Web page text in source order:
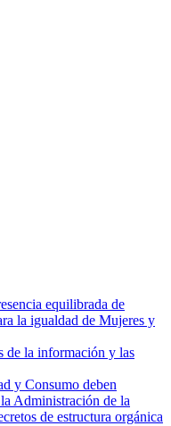
equilibrada de
la igualdad de Mujeres y
de la información y las
y Consumo deben
Administración de la
de estructura orgánica